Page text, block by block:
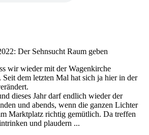
Der Sehnsucht Raum geben
wir wieder mit der Wagenkirche
Seit dem letzten Mal hat sich ja hier in der
dieses Jahr darf endlich wieder der
und abends, wenn die ganzen Lichter
Marktplatz richtig gemütlich. Da treffen
und plaudern ...